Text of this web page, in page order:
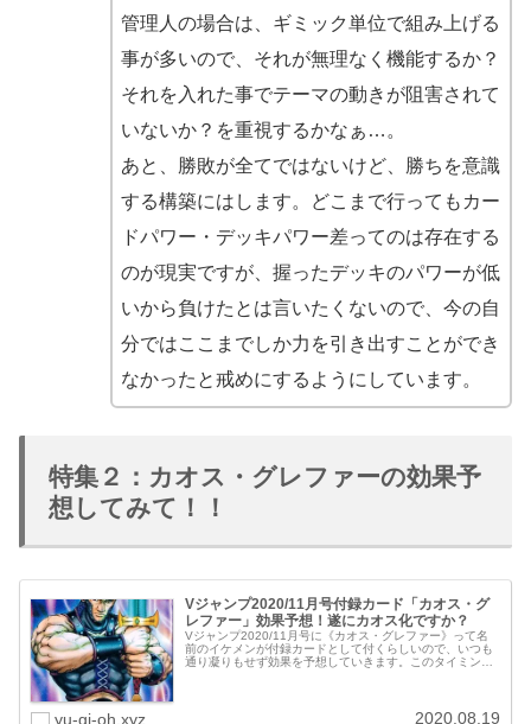
管理人の場合は、ギミック単位で組み上げる
事が多いので、それが無理なく機能するか？
それを入れた事でテーマの動きが阻害されて
いないか？を重視するかなぁ…。
あと、勝敗が全てではないけど、勝ちを意識
する構築にはします。どこまで行ってもカー
ドパワー・デッキパワー差ってのは存在する
のが現実ですが、握ったデッキのパワーが低
いから負けたとは言いたくないので、今の自
分ではここまでしか力を引き出すことができ
なかったと戒めにするようにしています。
特集２：カオス・グレファーの効果予
想してみて！！
Vジャンプ2020/11月号付録カード「カオス・グ
レファー」効果予想！遂にカオス化ですか？
Vジャンプ2020/11月号に《カオス・グレファー》って名
前のイケメンが付録カードとして付くらしいので、いつも
通り凝りもせず効果を予想していきます。このタイミング
yu-gi-oh.xyz 2020.08.19